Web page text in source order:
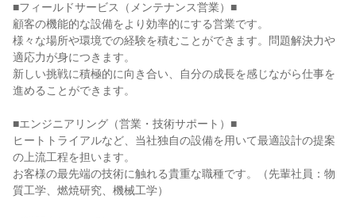
■フィールドサービス（メンテナンス営業）■
顧客の機能的な設備をより効率的にする営業です。
様々な場所や環境での経験を積むことができます。問題解決力や
適応力が身につきます。
新しい挑戦に積極的に向き合い、自分の成長を感じながら仕事を
進めることができます。
■エンジニアリング（営業・技術サポート）■
ヒートトライアルなど、当社独自の設備を用いて最適設計の提案
の上流工程を担います。
お客様の最先端の技術に触れる貴重な職種です。（先輩社員：物
質工学、燃焼研究、機械工学）